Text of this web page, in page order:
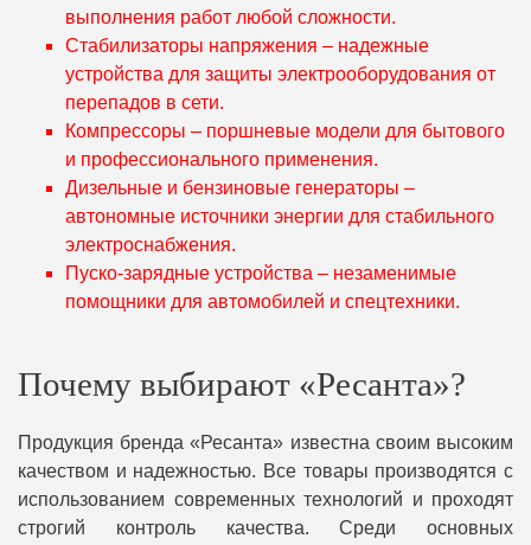
выполнения работ любой сложности.
Стабилизаторы напряжения – надежные
устройства для защиты электрооборудования от
перепадов в сети.
Компрессоры – поршневые модели для бытового
и профессионального применения.
Дизельные и бензиновые генераторы –
автономные источники энергии для стабильного
электроснабжения.
Пуско-зарядные устройства – незаменимые
помощники для автомобилей и спецтехники.
Почему выбирают «Ресанта»?
Продукция бренда «Ресанта» известна своим высоким
качеством и надежностью. Все товары производятся с
использованием современных технологий и проходят
строгий контроль качества. Среди основных